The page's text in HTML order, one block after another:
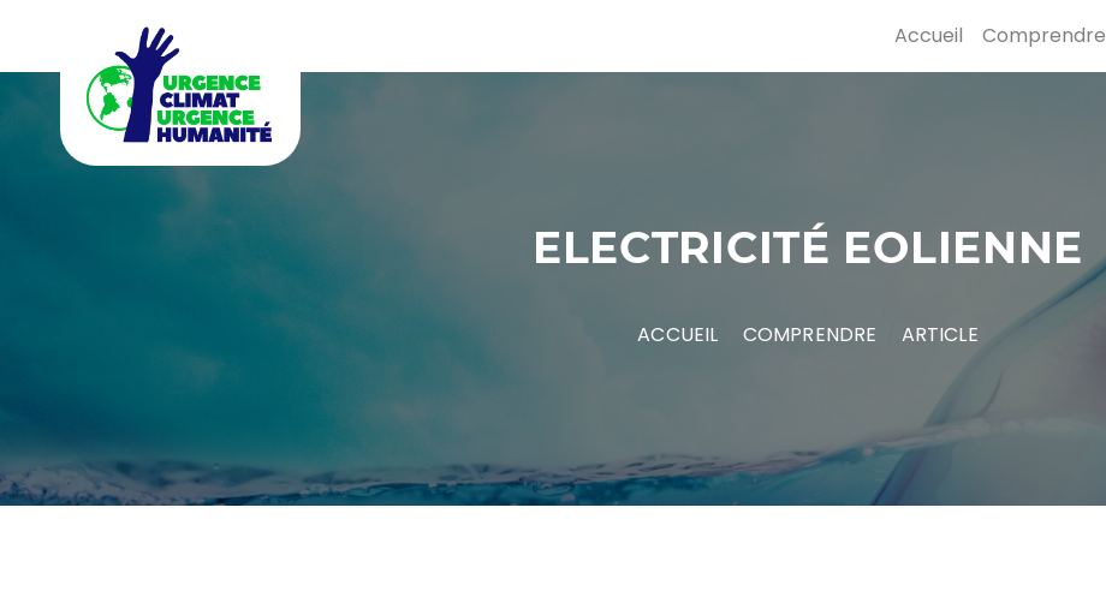
Accueil Comprendre
ELECTRICITÉ EOLIENNE
ACCUEIL COMPRENDRE ARTICLE